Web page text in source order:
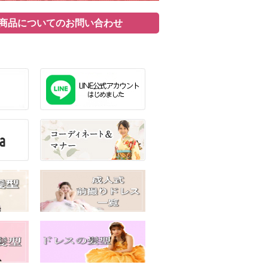
品についてのお問い合わせ